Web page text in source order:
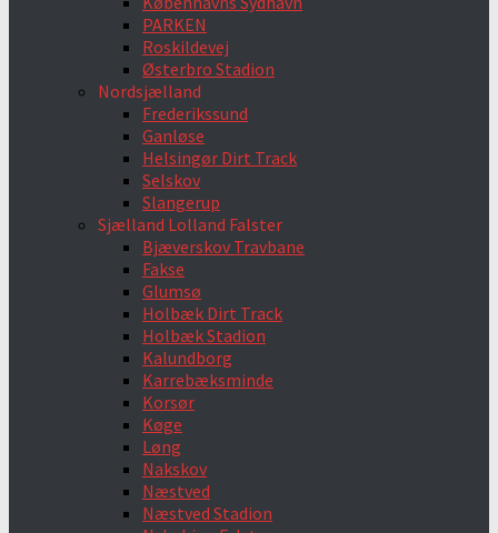
PARKEN
Roskildevej
Østerbro Stadion
Nordsjælland
Frederikssund
Ganløse
Helsingør Dirt Track
Selskov
Slangerup
Sjælland Lolland Falster
Bjæverskov Travbane
Fakse
Glumsø
Holbæk Dirt Track
Holbæk Stadion
Kalundborg
Karrebæksminde
Korsør
Køge
Løng
Nakskov
Næstved
Næstved Stadion